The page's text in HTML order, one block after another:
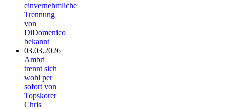
einvernehmliche
Trennung
von
DiDomenico
bekannt
03.03.2026
Ambri
trennt sich
wohl per
sofort von
Topskorer
Chris